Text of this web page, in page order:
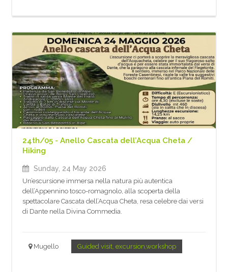
24th/05 - Anello Cascata dell’Acqua Cheta /
Hiking
Sunday, 24 May 2026
Un’escursione immersa nella natura più autentica
dell’Appennino tosco-romagnolo, alla scoperta della
spettacolare Cascata dell’Acqua Cheta, resa celebre dai versi
di Dante nella Divina Commedia.
Mugello Guided visit, excursion,workshop